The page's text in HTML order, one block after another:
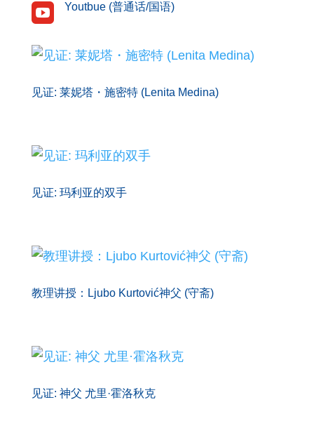
 Youtbue (普通话/国语)
见证: 莱妮塔・施密特 (Lenita Medina)
见证: 玛利亚的双手
教理讲授：Ljubo Kurtović神父 (守斋)
见证: 神父 尤里·霍洛秋克